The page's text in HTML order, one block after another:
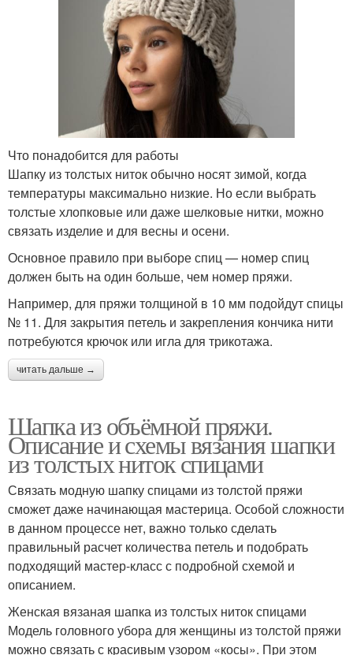
Что понадобится для работы
Шапку из толстых ниток обычно носят зимой, когда
температуры максимально низкие. Но если выбрать
толстые хлопковые или даже шелковые нитки, можно
связать изделие и для весны и осени.
Основное правило при выборе спиц — номер спиц
должен быть на один больше, чем номер пряжи.
Например, для пряжи толщиной в 10 мм подойдут спицы
№ 11. Для закрытия петель и закрепления кончика нити
потребуются крючок или игла для трикотажа.
читать дальше →
Шапка из объёмной пряжи.
Описание и схемы вязания шапки
из толстых ниток спицами
Связать модную шапку спицами из толстой пряжи
сможет даже начинающая мастерица. Особой сложности
в данном процессе нет, важно только сделать
правильный расчет количества петель и подобрать
подходящий мастер-класс с подробной схемой и
описанием.
Женская вязаная шапка из толстых ниток спицами
Модель головного убора для женщины из толстой пряжи
можно связать с красивым узором «косы». При этом